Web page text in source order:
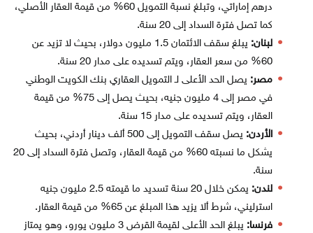
درهم إماراتي، وتبلغ نسبة التمويل 60% من قيمة العقار الأصلي،
كما تصل فترة السداد إلى 20 سنة.
لبنان:
يبلغ سقف الائتمان 1.5 مليون دولار، بحيث لا تزيد عن
60% من سعر العقار، ويتم تسديده على مدار 20 سنة.
مصر: يصل الحد الأعلى لـ التمويل العقاري بنك الكويت الوطني
في مصر إلى 4 مليون جنيه، بحيث يصل إلى 75% من قيمة
العقار، ويتم تسديده على مدار 15 سنة.
الأردن:
يصل سقف التمويل إلى 500 ألف دينار أردني، بحيث
يشكل ما نسبته 60% من قيمة العقار، وتصل فترة السداد إلى 20
سنة.
لندن:
يمكن خلال 20 سنة تسديد ما قيمته 2.5 مليون جنيه
استرليني، شرط ألا يزيد هذا المبلغ عن 65% من قيمة العقار.
فرنسا:
يبلغ الحد الأعلى لقيمة القرض 3 مليون يورو، وهو يمتاز